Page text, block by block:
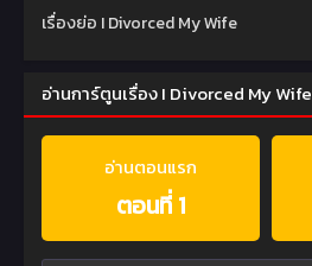
เรื่องย่อ I Divorced My Wife
อ่านการ์ตูนเรื่อง I Divorced My Wife
อ่านตอนแรก
ตอนที่ 1